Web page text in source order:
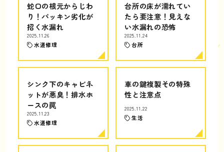
蛇口の根元からじわ
り！パッキン劣化が
招く水漏れ
2025.11.26
水道修理
台所の床が濡れてい
たら要注意！見えな
い水漏れの恐怖
2025.11.24
台所
シンク下のキャビネ
ットが悪臭！排水ホ
ースの罠
2025.11.23
水道修理
車の鍵複製その特殊
性と注意点
2025.11.22
生活